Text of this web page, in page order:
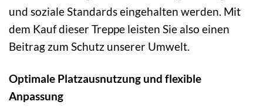
und soziale Standards eingehalten werden. Mit
dem Kauf dieser Treppe leisten Sie also einen
Beitrag zum Schutz unserer Umwelt.
Optimale Platzausnutzung und flexible
Anpassung